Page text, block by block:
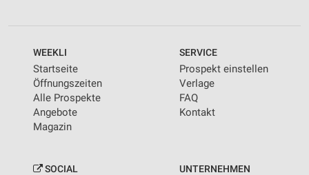
WEEKLI
Startseite
Öffnungszeiten
Alle Prospekte
Angebote
Magazin
SERVICE
Prospekt einstellen
Verlage
FAQ
Kontakt
SOCIAL UNTERNEHMEN